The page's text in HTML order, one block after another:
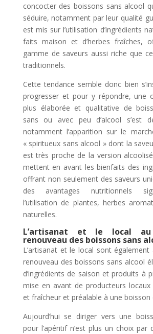
concocter des boissons sans alcool
séduire, notamment par leur qualité
est mis sur l’utilisation d’ingrédients
faits maison et d’herbes fraîches,
gamme de saveurs aussi riche que
traditionnels.
Cette tendance semble donc bien
progresser et pour y répondre, une
plus élaborée et qualitative de
sans ou avec peu d’alcool s’est
notamment l’apparition sur le
« spiritueux sans alcool » dont la
est très proche de la version
mettent en avant les bienfaits des
offrant non seulement des saveurs
des avantages nutritionnels
l’utilisation de plantes, herbes
naturelles.
L’artisanat et le local
renouveau des boissons sans
L’artisanat et le local sont
renouveau des boissons sans alcool
d’ingrédients de saison et produits à
mise en avant de producteurs
et fraîcheur et préalable à une boisson
Aujourd’hui se diriger vers une
pour l’apéritif n’est plus un choix par